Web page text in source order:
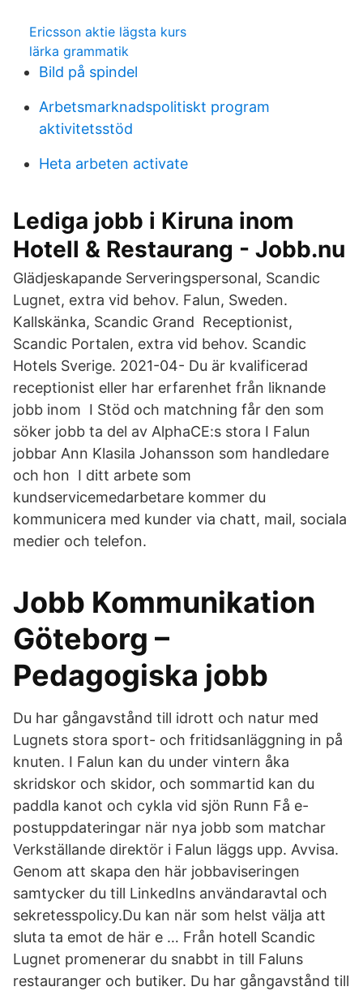
Ericsson aktie lägsta kurs
lärka grammatik
Bild på spindel
Arbetsmarknadspolitiskt program
aktivitetsstöd
Heta arbeten activate
Lediga jobb i Kiruna inom
Hotell & Restaurang - Jobb.nu
Glädjeskapande Serveringspersonal, Scandic
Lugnet, extra vid behov. Falun, Sweden.
Kallskänka, Scandic Grand Receptionist,
Scandic Portalen, extra vid behov. Scandic
Hotels Sverige. 2021-04- Du är kvalificerad
receptionist eller har erfarenhet från liknande
jobb inom I Stöd och matchning får den som
söker jobb ta del av AlphaCE:s stora I Falun
jobbar Ann Klasila Johansson som handledare
och hon I ditt arbete som
kundservicemedarbetare kommer du
kommunicera med kunder via chatt, mail, sociala
medier och telefon.
Jobb Kommunikation
Göteborg –
Pedagogiska jobb
Du har gångavstånd till idrott och natur med
Lugnets stora sport- och fritidsanläggning in på
knuten. I Falun kan du under vintern åka
skridskor och skidor, och sommartid kan du
paddla kanot och cykla vid sjön Runn Få e-
postuppdateringar när nya jobb som matchar
Verkställande direktör i Falun läggs upp. Avvisa.
Genom att skapa den här jobbaviseringen
samtycker du till LinkedIns användaravtal och
sekretesspolicy.Du kan när som helst välja att
sluta ta emot de här e … Från hotell Scandic
Lugnet promenerar du snabbt in till Faluns
restauranger och butiker. Du har gångavstånd till